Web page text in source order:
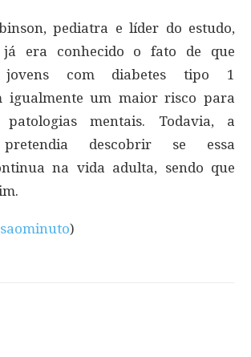
pediatra e líder do estudo,
era conhecido o fato de que
com diabetes tipo 1
igualmente um maior risco para
mentais. Todavia, a
pretendia descobrir se essa
na vida adulta, sendo que
)